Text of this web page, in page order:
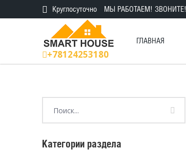
Круглосуточно МЫ РАБОТАЕМ! ЗВОНИТЕ!
+78124253180
ГЛАВНАЯ
Категории раздела